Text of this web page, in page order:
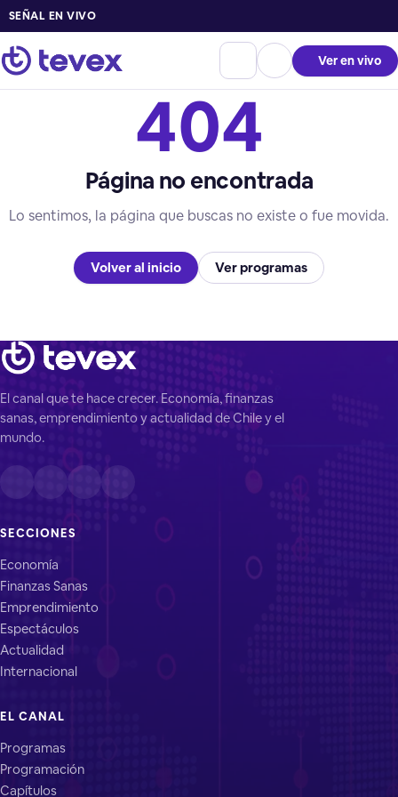
SEÑAL EN VIVO
Ver en vivo
404
Página no encontrada
Lo sentimos, la página que buscas no existe o fue movida.
Volver al inicio Ver programas
El canal que te hace crecer. Economía, finanzas
sanas, emprendimiento y actualidad de Chile y el
mundo.
SECCIONES
Economía
Finanzas Sanas
Emprendimiento
Espectáculos
Actualidad
Internacional
EL CANAL
Programas
Programación
Capítulos